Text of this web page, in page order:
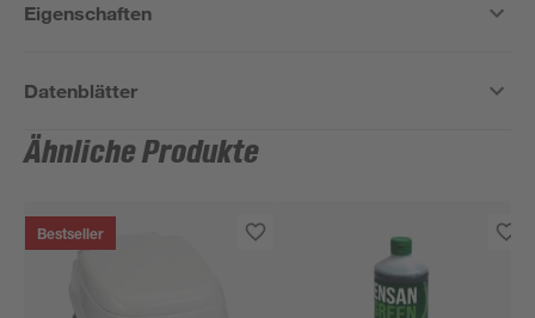
Eigenschaften
Datenblätter
Ähnliche Produkte
Bestseller